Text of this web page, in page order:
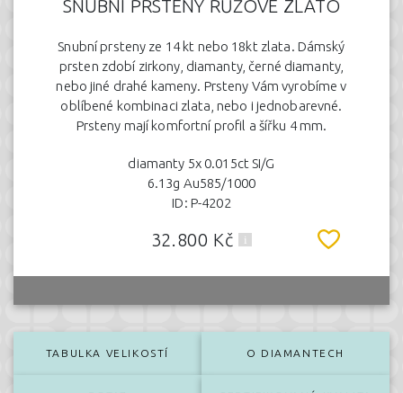
SNUBNÍ PRSTENY RŮŽOVÉ ZLATO
Snubní prsteny ze 14 kt nebo 18kt zlata. Dámský
prsten zdobí zirkony, diamanty, černé diamanty,
nebo jiné drahé kameny. Prsteny Vám vyrobíme v
oblíbené kombinaci zlata, nebo i jednobarevné.
Prsteny mají komfortní profil a šířku 4 mm.
diamanty 5x 0.015ct SI/G
6.13g Au585/1000
ID: P-4202
32.800 Kč
TABULKA VELIKOSTÍ O DIAMANTECH